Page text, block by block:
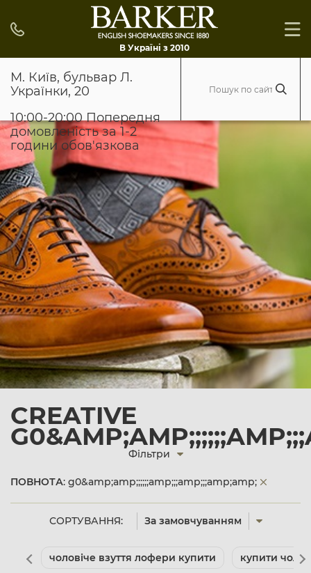
В Україні з 2010
М. Київ, бульвар Л.
Українки, 20
10:00-20:00 Попередня
домовленість за 1-2
години обов'язкова
CREATIVE
СОРТУВАННЯ: За замовчуванням
Фільтри
ПОВНОТА: g0&amp;amp;;;;;;amp;;;amp;;;amp;amp;
чоловіче взуття лофери купити купити